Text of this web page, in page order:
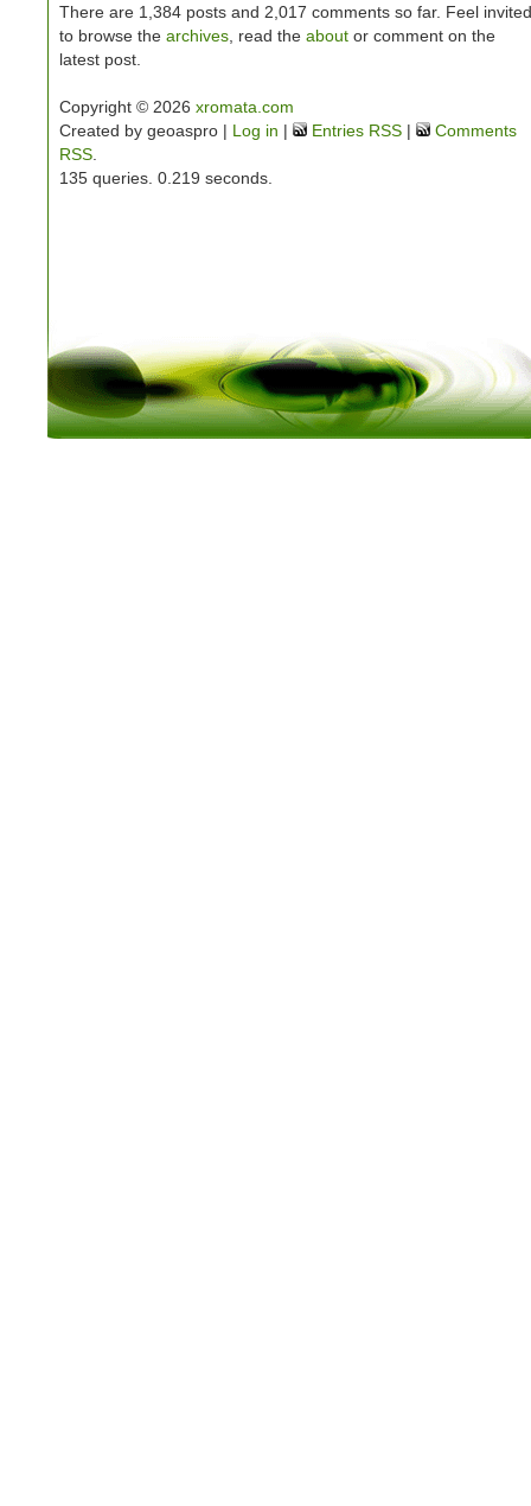
There are 1,384 posts and 2,017 comments so far. Feel invited
to browse the archives , read the about or comment on the
latest post.
Copyright © 2026 xromata.com
Created by geoaspro | Log in | Entries RSS |
Comments
RSS
135 queries. 0.219 seconds.